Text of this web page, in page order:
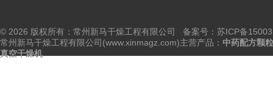
© 2026 版权所有：常州新马干燥工程有限公司 备案号： 苏ICP备
常州新马干燥工程有限公司(www.xinmagz.com)主营产品： 中药配方颗
真空干燥机